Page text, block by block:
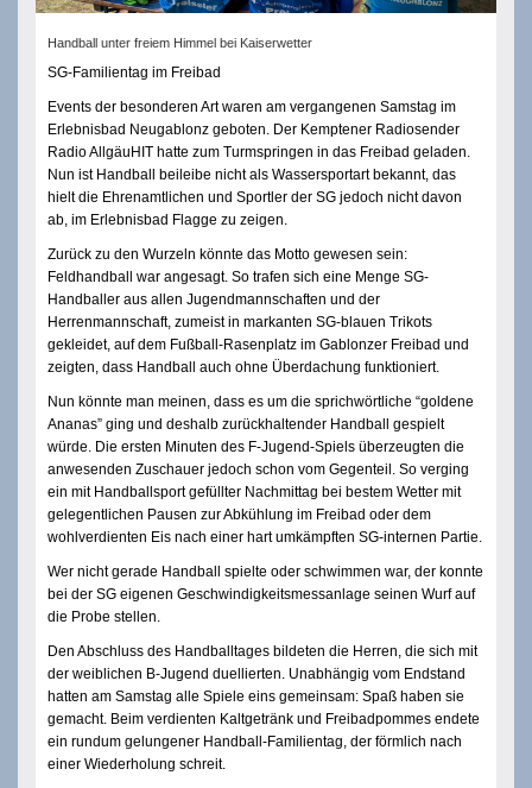
Handball unter freiem Himmel bei Kaiserwetter
SG-Familientag im Freibad
Events der besonderen Art waren am vergangenen Samstag im
Erlebnisbad Neugablonz geboten. Der Kemptener Radiosender
Radio AllgäuHIT hatte zum Turmspringen in das Freibad geladen.
Nun ist Handball beileibe nicht als Wassersportart bekannt, das
hielt die Ehrenamtlichen und Sportler der SG jedoch nicht davon
ab, im Erlebnisbad Flagge zu zeigen.
Zurück zu den Wurzeln könnte das Motto gewesen sein:
Feldhandball war angesagt. So trafen sich eine Menge SG-
Handballer aus allen Jugendmannschaften und der
Herrenmannschaft, zumeist in markanten SG-blauen Trikots
gekleidet, auf dem Fußball-Rasenplatz im Gablonzer Freibad und
zeigten, dass Handball auch ohne Überdachung funktioniert.
Nun könnte man meinen, dass es um die sprichwörtliche “goldene
Ananas” ging und deshalb zurückhaltender Handball gespielt
würde. Die ersten Minuten des F-Jugend-Spiels überzeugten die
anwesenden Zuschauer jedoch schon vom Gegenteil. So verging
ein mit Handballsport gefüllter Nachmittag bei bestem Wetter mit
gelegentlichen Pausen zur Abkühlung im Freibad oder dem
wohlverdienten Eis nach einer hart umkämpften SG-internen Partie.
Wer nicht gerade Handball spielte oder schwimmen war, der konnte
bei der SG eigenen Geschwindigkeitsmessanlage seinen Wurf auf
die Probe stellen.
Den Abschluss des Handballtages bildeten die Herren, die sich mit
der weiblichen B-Jugend duellierten. Unabhängig vom Endstand
hatten am Samstag alle Spiele eins gemeinsam: Spaß haben sie
gemacht. Beim verdienten Kaltgetränk und Freibadpommes endete
ein rundum gelungener Handball-Familientag, der förmlich nach
einer Wiederholung schreit.